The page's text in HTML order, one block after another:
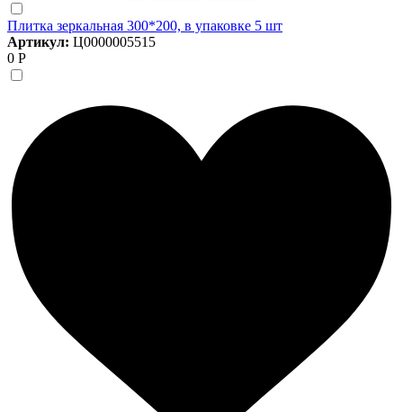
Плитка зеркальная 300*200, в упаковке 5 шт
Артикул: Ц0000005515
0 Р